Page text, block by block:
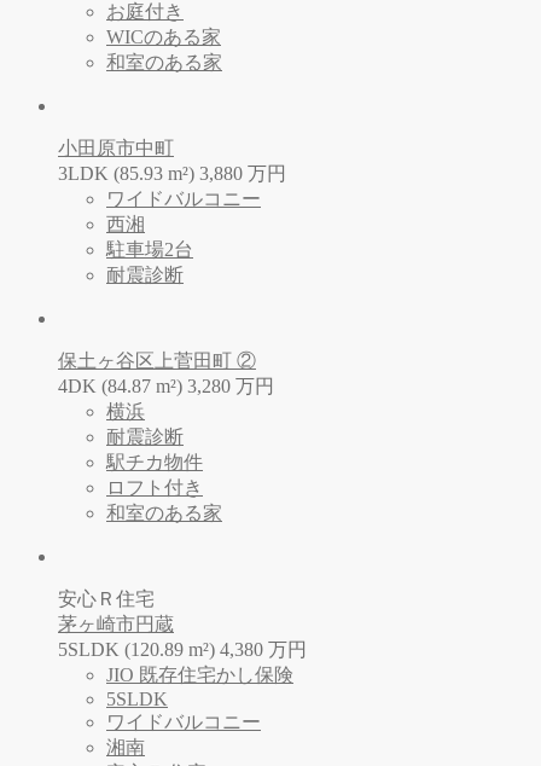
お庭付き
WICのある家
和室のある家
小田原市中町
3LDK (85.93 m²) 3,880 万円
ワイドバルコニー
西湘
駐車場2台
耐震診断
保土ヶ谷区上菅田町 ②
4DK (84.87 m²) 3,280 万円
横浜
耐震診断
駅チカ物件
ロフト付き
和室のある家
安心Ｒ住宅
茅ヶ崎市円蔵
5SLDK (120.89 m²) 4,380 万円
JIO 既存住宅かし保険
5SLDK
ワイドバルコニー
湘南